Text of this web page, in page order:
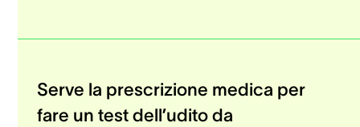
Serve la prescrizione medica per
fare un test dell’udito da